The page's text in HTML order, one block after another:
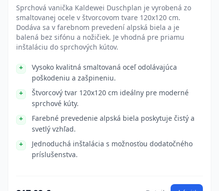
Sprchová vanička Kaldewei Duschplan je vyrobená zo
smaltovanej ocele v štvorcovom tvare 120x120 cm.
Dodáva sa v farebnom prevedení alpská biela a je
balená bez sifónu a nožičiek. Je vhodná pre priamu
inštaláciu do sprchových kútov.
Vysoko kvalitná smaltovaná oceľ odolávajúca
poškodeniu a zašpineniu.
Štvorcový tvar 120x120 cm ideálny pre moderné
sprchové kúty.
Farebné prevedenie alpská biela poskytuje čistý a
svetlý vzhľad.
Jednoduchá inštalácia s možnosťou dodatočného
príslušenstva.